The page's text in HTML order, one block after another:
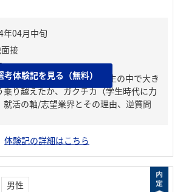
どんな人といわれる？、人生の中で大き
乗り越えたか、ガクチカ（学生時代に力
就活の軸/志望業界とその理由、逆質問
考体験記を見る（無料）
体験記の詳細はこちら
男性